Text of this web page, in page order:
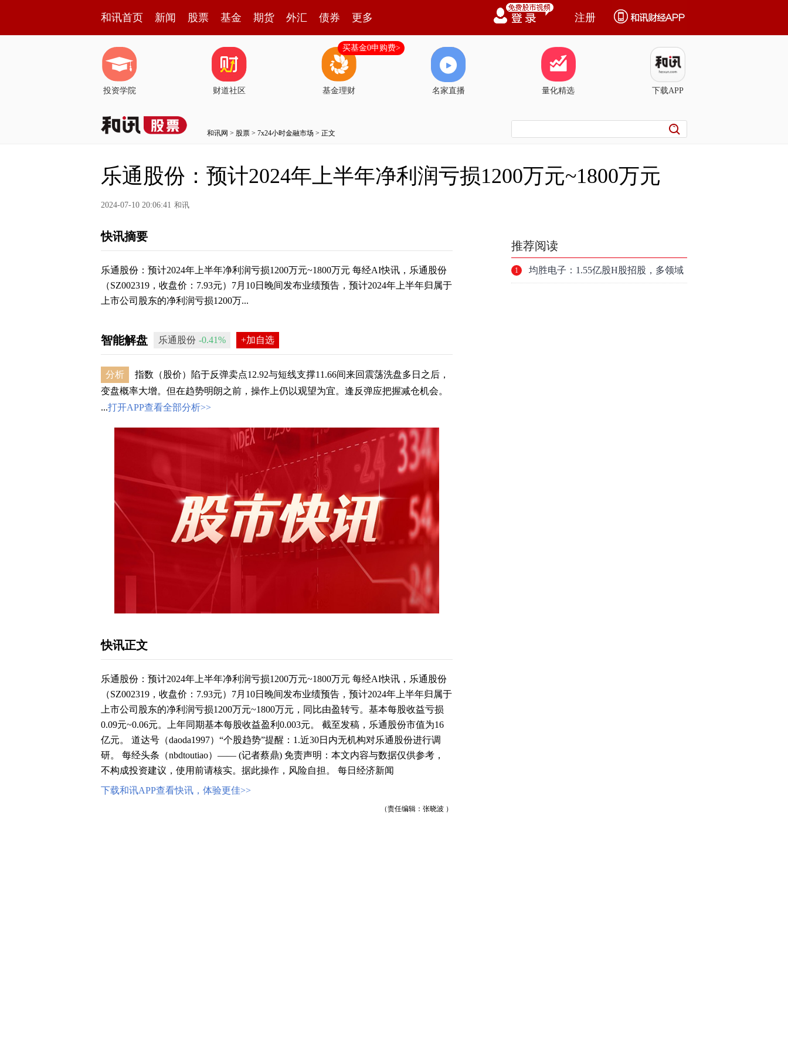
和讯首页 新闻 股票 基金 期货 外汇 债券 更多 注册
投资学院 财道社区 基金理财
买基金0申购费>
名家直播 量化精选 下载APP
和讯网 > 股票 > 7x24小时金融市场 > 正文
乐通股份：预计2024年上半年净利润亏损1200万元~1800万元
2024-07-10 20:06:41 和讯
快讯摘要
乐通股份：预计2024年上半年净利润亏损1200万元~1800万元 每经AI快讯，乐通股份
（SZ002319，收盘价：7.93元）7月10日晚间发布业绩预告，预计2024年上半年归属于
上市公司股东的净利润亏损1200万...
智能解盘 乐通股份 -0.41% +加自选
分析
指数（股价）陷于反弹卖点12.92与短线支撑11.66间来回震荡洗盘多日之后，
变盘概率大增。但在趋势明朗之前，操作上仍以观望为宜。逢反弹应把握减仓机会。
...打开APP查看全部分析>>
快讯正文
乐通股份：预计2024年上半年净利润亏损1200万元~1800万元 每经AI快讯，乐通股份
（SZ002319，收盘价：7.93元）7月10日晚间发布业绩预告，预计2024年上半年归属于
上市公司股东的净利润亏损1200万元~1800万元，同比由盈转亏。基本每股收益亏损
0.09元~0.06元。上年同期基本每股收益盈利0.003元。 截至发稿，乐通股份市值为16
亿元。 道达号（daoda1997）“个股趋势”提醒：1.近30日内无机构对乐通股份进行调
研。 每经头条（nbdtoutiao）—— (记者蔡鼎) 免责声明：本文内容与数据仅供参考，
不构成投资建议，使用前请核实。据此操作，风险自担。 每日经济新闻
下载和讯APP查看快讯，体验更佳>>
（责任编辑：张晓波 ）
推荐阅读
1 均胜电子：1.55亿股H股招股，多领域